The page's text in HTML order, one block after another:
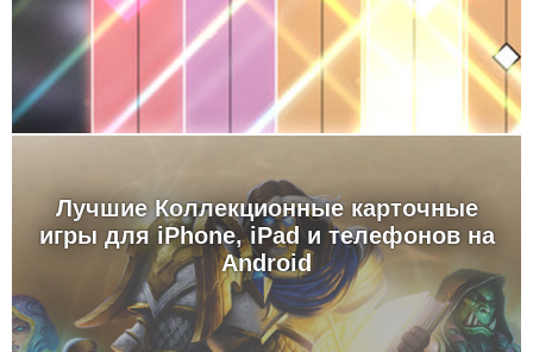
Лучшие Коллекционные карточные
игры для iPhone, iPad и телефонов на
Android